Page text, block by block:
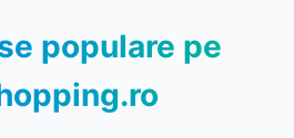
populare pe